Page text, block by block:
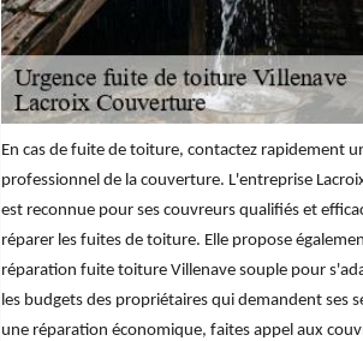
En cas de fuite de toiture, contactez rapidement
professionnel de la couverture. L'entreprise
est reconnue pour ses couvreurs qualifiés et
réparer les fuites de toiture. Elle propose
réparation fuite toiture Villenave souple pour
les budgets des propriétaires qui demandent ses
une réparation économique, faites appel aux